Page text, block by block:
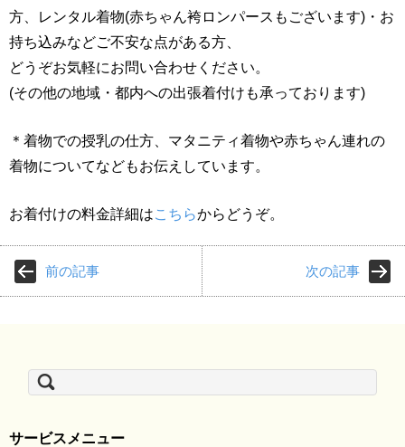
方、レンタル着物(赤ちゃん袴ロンパースもございます)・お
持ち込みなどご不安な点がある方、
どうぞお気軽にお問い合わせください。
(その他の地域・都内への出張着付けも承っております)
＊着物での授乳の仕方、マタニティ着物や赤ちゃん連れの
着物についてなどもお伝えしています。
お着付けの料金詳細はこちらからどうぞ。
前の記事 次の記事
索:
サービスメニュー